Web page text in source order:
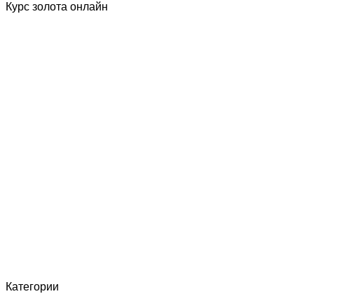
Курс золота онлайн
Категории